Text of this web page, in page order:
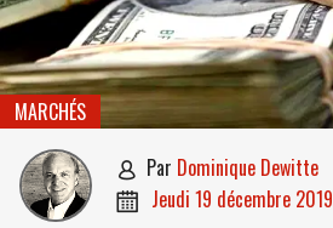
MARCHÉS
 par Dominique Dewitte
 jeudi 19 décembre 2019